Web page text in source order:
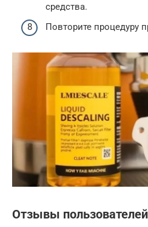
средства.
Повторите процедуру
Отзывы пользователей